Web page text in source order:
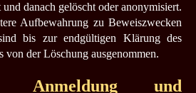
und danach gelöscht oder anonymisiert.
Aufbewahrung zu Beweiszwecken
bis zur endgültigen Klärung des
von der Löschung ausgenommen.
Anmeldung und